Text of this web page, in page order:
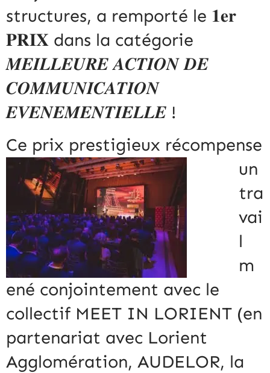
structures, a remporté le 𝟏𝐞𝐫
𝐏𝐑𝐈𝐗 dans la catégorie
𝑴𝑬𝑰𝑳𝑳𝑬𝑼𝑹𝑬 𝑨𝑪𝑻𝑰𝑶𝑵 𝑫𝑬
𝑪𝑶𝑴𝑴𝑼𝑵𝑰𝑪𝑨𝑻𝑰𝑶𝑵
𝑬𝑽𝑬𝑵𝑬𝑴𝑬𝑵𝑻𝑰𝑬𝑳𝑳𝑬 !
Ce prix prestigieux récompense
un
tra
vai
l
m
ené conjointement avec le
collectif MEET IN LORIENT (en
partenariat avec Lorient
Agglomération, AUDELOR, la